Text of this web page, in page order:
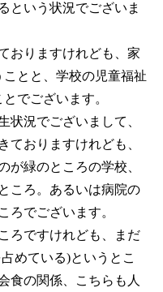
という状況でございま
おりますけれども、家
とと、学校の児童福祉
でございます。
況でございまして、
ておりますけれども、
が緑のところの学校、
ころ。あるいは病院の
ろでございます。
ろですけれども、まだ
めている)というとこ
食の関係、こちらも人